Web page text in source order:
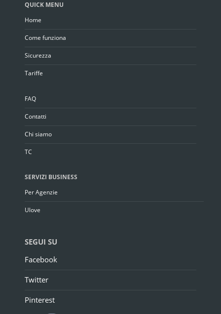
QUICK MENU
Home
Come funziona
Sicurezza
Tariffe
FAQ
Contatti
Chi siamo
TC
SERVIZI BUSINESS
Per Agenzie
Ulove
SEGUI SU
Facebook
Twitter
Pinterest